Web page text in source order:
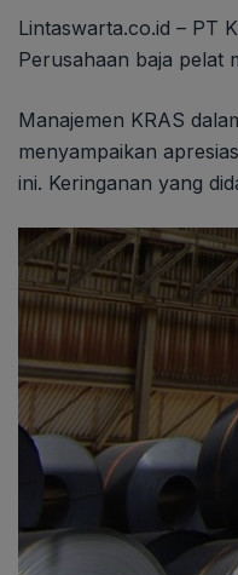
Lintaswarta.co.id – PT
Perusahaan baja pelat
Manajemen KRAS
menyampaikan
ini. Keringanan yang